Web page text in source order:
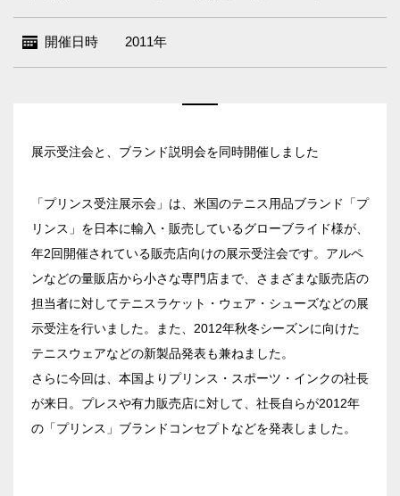
開催日時 2011年
展示受注会と、ブランド説明会を同時開催しました
「プリンス受注展示会」は、米国のテニス用品ブランド「プ
リンス」を日本に輸入・販売しているグローブライド様が、
年2回開催されている販売店向けの展示受注会です。アルペ
ンなどの量販店から小さな専門店まで、さまざまな販売店の
担当者に対してテニスラケット・ウェア・シューズなどの展
示受注を行いました。また、2012年秋冬シーズンに向けた
テニスウェアなどの新製品発表も兼ねました。
さらに今回は、本国よりプリンス・スポーツ・インクの社長
が来日。プレスや有力販売店に対して、社長自らが2012年
の「プリンス」ブランドコンセプトなどを発表しました。